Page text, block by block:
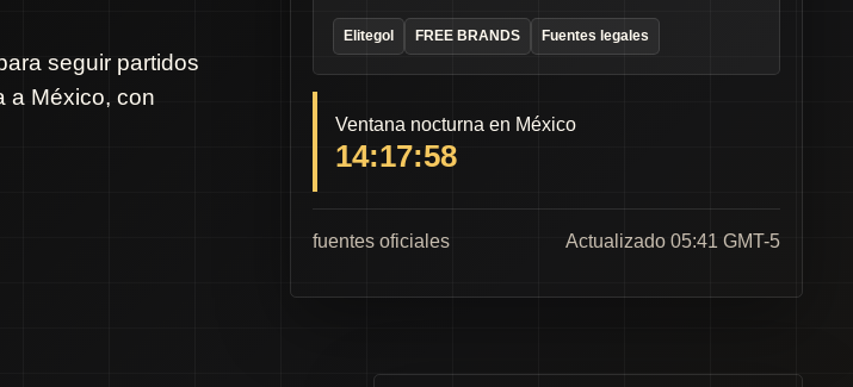
seguir partidos
a México, con
Elitegol FREE BRANDS Fuentes legales
Ventana nocturna en México
14:17:58
fuentes oficiales Actualizado 05:41 GMT-5